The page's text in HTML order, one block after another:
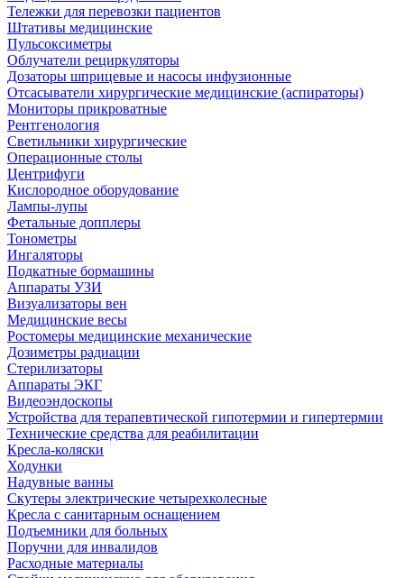
Тележки для перевозки пациентов
Штативы медицинские
Пульсоксиметры
Облучатели рециркуляторы
Дозаторы шприцевые и насосы инфузионные
Отсасыватели хирургические медицинские (аспираторы)
Мониторы прикроватные
Рентгенология
Светильники хирургические
Операционные столы
Центрифуги
Кислородное оборудование
Лампы-лупы
Фетальные допплеры
Тонометры
Ингаляторы
Подкатные бормашины
Аппараты УЗИ
Визуализаторы вен
Медицинские весы
Ростомеры медицинские механические
Дозиметры радиации
Стерилизаторы
Аппараты ЭКГ
Видеоэндоскопы
Устройства для терапевтической гипотермии и гипертермии
Технические средства для реабилитации
Кресла-коляски
Ходунки
Надувные ванны
Скутеры электрические четырехколесные
Кресла с санитарным оснащением
Подъемники для больных
Поручни для инвалидов
Расходные материалы